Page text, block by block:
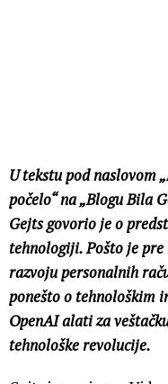
U tekstu pod naslovom
počelo“ na „Blogu Bila
Gejts govorio je o
tehnologiji. Pošto je
razvoju personalnih
ponešto o tehnološkim
OpenAI alati za
tehnološke revolucije.